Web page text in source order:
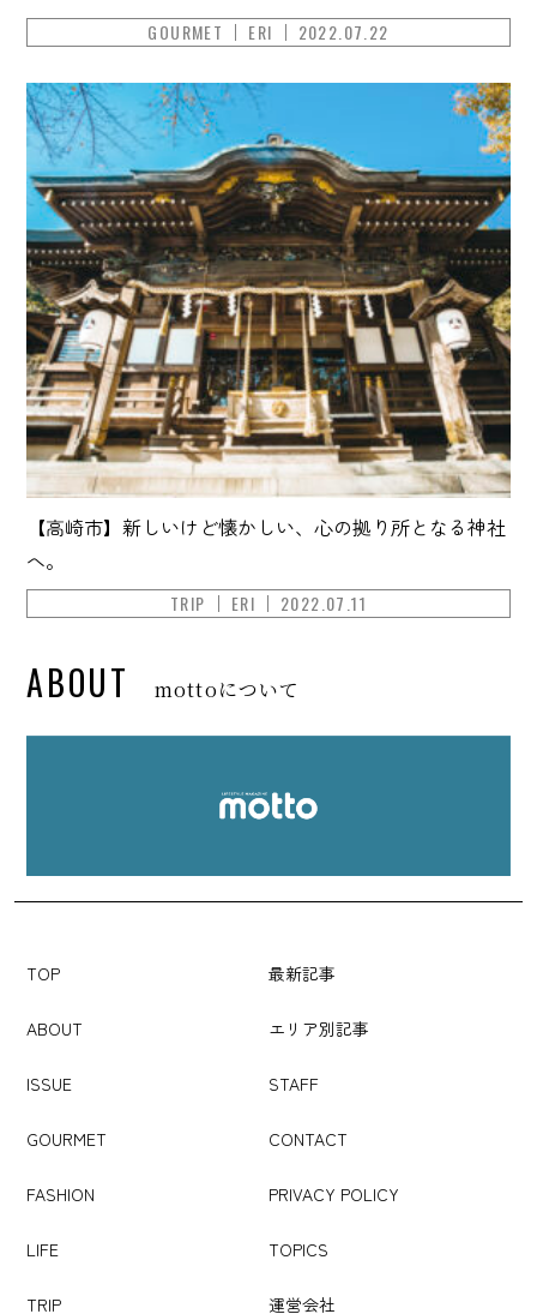
GOURMET ERI 2022.07.22
【高崎市】新しいけど懐かしい、心の拠り所となる神社
へ。
TRIP ERI 2022.07.11
ABOUT mottoについて
TOP 最新記事
ABOUT エリア別記事
ISSUE STAFF
GOURMET CONTACT
FASHION PRIVACY POLICY
LIFE TOPICS
TRIP 運営会社